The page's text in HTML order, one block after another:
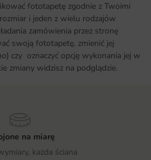
fototapetę zgodnie z Twoimi
i jeden z wielu rodzajów
zamówienia przez stronę
swoją fototapetę, zmienić jej
czy oznaczyć opcję wykonania jej w
zmiany widzisz na podglądzie.
na miarę
każda ściana